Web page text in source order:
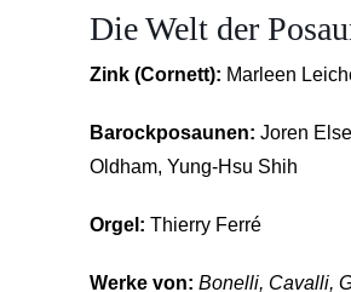
Die Welt der
Zink (Cornett): Marleen
Barockposaunen: Joren
Oldham, Yung-Hsu Shih
Orgel: Thierry Ferré
Werke von: Bonelli, Cavalli,